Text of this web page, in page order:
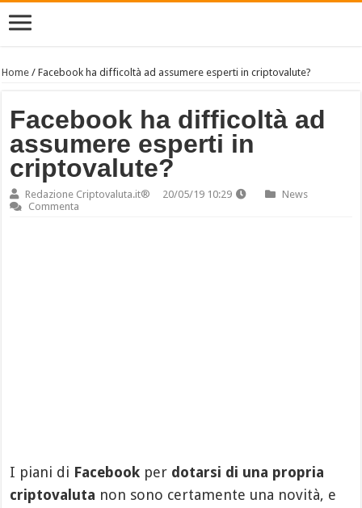
Home /Facebook ha difficoltà ad assumere esperti in criptovalute?
Facebook ha difficoltà ad
assumere esperti in
criptovalute?
Redazione Criptovaluta.it® 20/05/19 10:29
News
Commenta
I piani di Facebook per dotarsi di una propria
criptovaluta non sono certamente una novità, e